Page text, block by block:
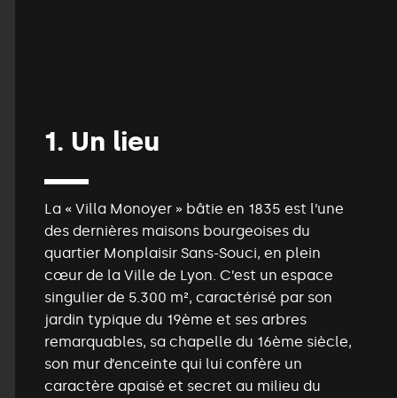
1. Un lieu
La « Villa Monoyer » bâtie en 1835 est l’une
des dernières maisons bourgeoises du
quartier Monplaisir Sans-Souci, en plein
cœur de la Ville de Lyon. C’est un espace
singulier de 5.300 m², caractérisé par son
jardin typique du 19ème et ses arbres
remarquables, sa chapelle du 16ème siècle,
son mur d’enceinte qui lui confère un
caractère apaisé et secret au milieu du